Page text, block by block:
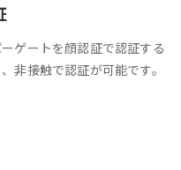
ゲートを顔認証で認証する
非接触で認証が可能です。